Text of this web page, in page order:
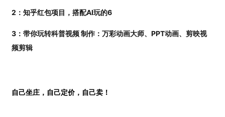
2：知乎红包项目，搭配AI玩的6
3：带你玩转科普视频 制作：万彩动画大师、PPT动画、剪映视
频剪辑
自己坐庄，自己定价，自己卖！